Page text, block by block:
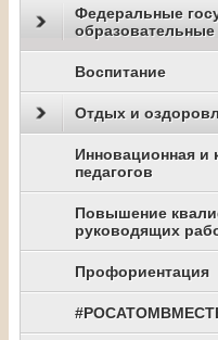
Федеральные
Воспитание
Отдых и
Инновационная и
педагогов
Повышение
руководящих
Профориентация